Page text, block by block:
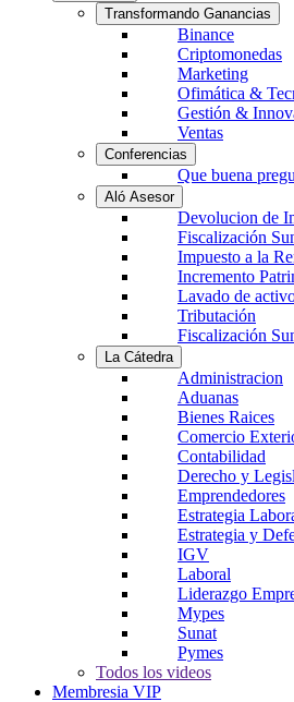
Transformando Ganancias
Binance
Criptomonedas
Marketing
Ofimática &
Gestión &
Ventas
Conferencias
Que buena
Aló Asesor
Devolucion de
Fiscalización
Impuesto a la
Incremento
Lavado de
Tributación
Fiscalización
La Cátedra
Administracion
Aduanas
Bienes Raices
Comercio
Contabilidad
Derecho y
Emprendedores
Estrategia
Estrategia y
IGV
Laboral
Liderazgo
Mypes
Sunat
Pymes
Todos los videos
Membresia VIP